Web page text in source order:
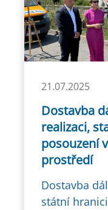
21.07.2025
Dostavba
realizaci,
posouzení
prostředí
Dostavba
státní